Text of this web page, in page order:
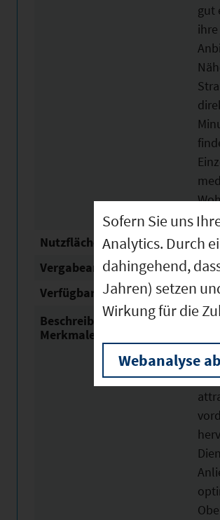
gut
Nutzfläche
Vergabeart
Verfügbar ab
Beschreibung / besondere
Merkmale
Sofern Sie uns
Analytics. Durch
dahingehend,
Jahren) setzen
Wirkung für die
Webanalyse